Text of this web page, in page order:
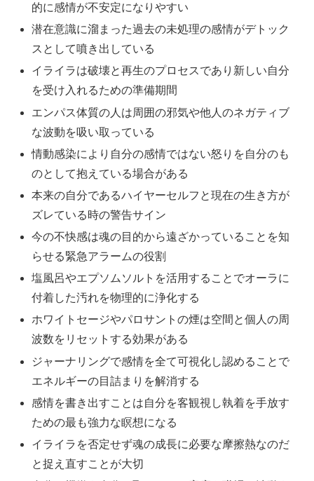
的に感情が不安定になりやすい
潜在意識に溜まった過去の未処理の感情がデトック
スとして噴き出している
イライラは破壊と再生のプロセスであり新しい自分
を受け入れるための準備期間
エンパス体質の人は周囲の邪気や他人のネガティブ
な波動を吸い取っている
情動感染により自分の感情ではない怒りを自分のも
のとして抱えている場合がある
本来の自分であるハイヤーセルフと現在の生き方が
ズレている時の警告サイン
今の不快感は魂の目的から遠ざかっていることを知
らせる緊急アラームの役割
塩風呂やエプソムソルトを活用することでオーラに
付着した汚れを物理的に浄化する
ホワイトセージやパロサントの煙は空間と個人の周
波数をリセットする効果がある
ジャーナリングで感情を全て可視化し認めることで
エネルギーの目詰まりを解消する
感情を書き出すことは自分を客観視し執着を手放す
ための最も強力な瞑想になる
イライラを否定せず魂の成長に必要な摩擦熱なのだ
と捉え直すことが大切